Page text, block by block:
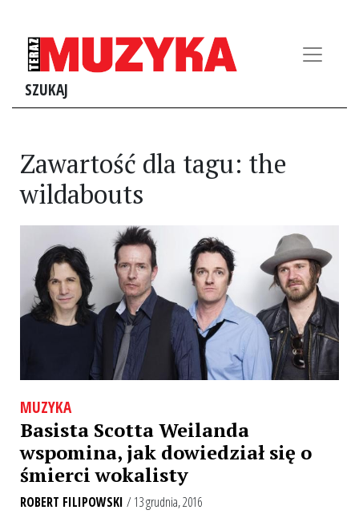
SZUKAJ
Zawartość dla tagu: the
wildabouts
MUZYKA
Basista Scotta Weilanda
wspomina, jak dowiedział się o
śmierci wokalisty
ROBERT FILIPOWSKI / 13 grudnia, 2016